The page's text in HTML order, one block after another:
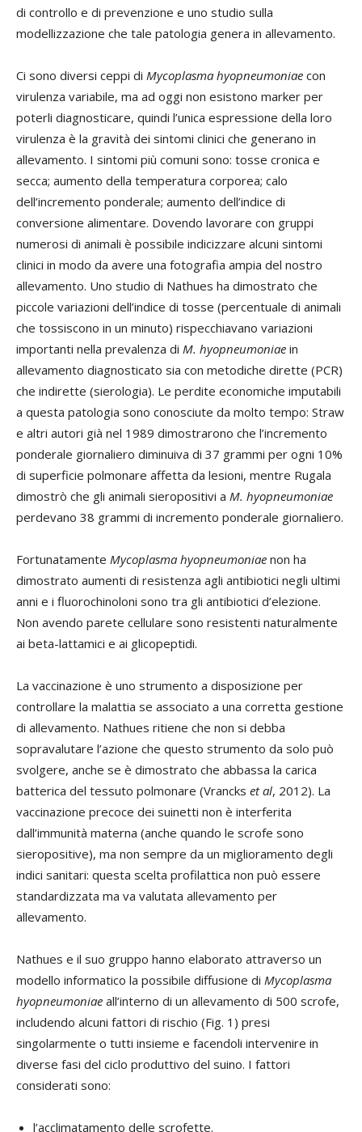
di controllo e di prevenzione e uno studio sulla
modellizzazione che tale patologia genera in allevamento.
Ci sono diversi ceppi di Mycoplasma hyopneumoniae con
virulenza variabile, ma ad oggi non esistono marker per
poterli diagnosticare, quindi l’unica espressione della loro
virulenza è la gravità dei sintomi clinici che generano in
allevamento. I sintomi più comuni sono: tosse cronica e
secca; aumento della temperatura corporea; calo
dell’incremento ponderale; aumento dell’indice di
conversione alimentare. Dovendo lavorare con gruppi
numerosi di animali è possibile indicizzare alcuni sintomi
clinici in modo da avere una fotografia ampia del nostro
allevamento. Uno studio di Nathues ha dimostrato che
piccole variazioni dell’indice di tosse (percentuale di animali
che tossiscono in un minuto) rispecchiavano variazioni
importanti nella prevalenza di M. hyopneumoniae in
allevamento diagnosticato sia con metodiche dirette (PCR)
che indirette (sierologia). Le perdite economiche imputabili
a questa patologia sono conosciute da molto tempo: Straw
e altri autori già nel 1989 dimostrarono che l’incremento
ponderale giornaliero diminuiva di 37 grammi per ogni 10%
di superficie polmonare affetta da lesioni, mentre Rugala
dimostrò che gli animali sieropositivi a M. hyopneumoniae
perdevano 38 grammi di incremento ponderale giornaliero.
Fortunatamente Mycoplasma hyopneumoniae non ha
dimostrato aumenti di resistenza agli antibiotici negli ultimi
anni e i fluorochinoloni sono tra gli antibiotici d’elezione.
Non avendo parete cellulare sono resistenti naturalmente
ai beta-lattamici e ai glicopeptidi.
La vaccinazione è uno strumento a disposizione per
controllare la malattia se associato a una corretta gestione
di allevamento. Nathues ritiene che non si debba
sopravalutare l’azione che questo strumento da solo può
svolgere, anche se è dimostrato che abbassa la carica
batterica del tessuto polmonare (Vrancks et al, 2012). La
vaccinazione precoce dei suinetti non è interferita
dall’immunità materna (anche quando le scrofe sono
sieropositive), ma non sempre da un miglioramento degli
indici sanitari: questa scelta profilattica non può essere
standardizzata ma va valutata allevamento per
allevamento.
Nathues e il suo gruppo hanno elaborato attraverso un
modello informatico la possibile diffusione di Mycoplasma
hyopneumoniae all’interno di un allevamento di 500 scrofe,
includendo alcuni fattori di rischio (Fig. 1) presi
singolarmente o tutti insieme e facendoli intervenire in
diverse fasi del ciclo produttivo del suino. I fattori
considerati sono:
l’acclimatamento delle scrofette.